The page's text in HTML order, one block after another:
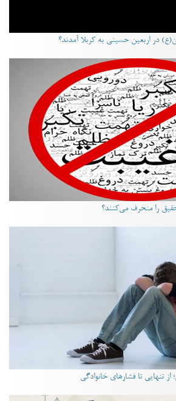
در اربعین حسینی به کربلا آمدند؟
را منحرف می‌کنند؟
تنهایی تا فشارهای خانوادگی